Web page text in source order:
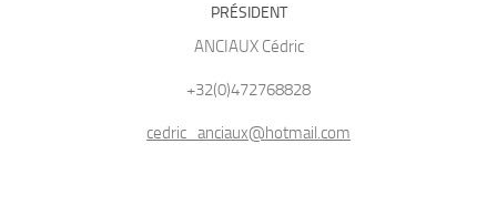
PRÉSIDENT
ANCIAUX Cédric
+32(0)472768828
cedric_anciaux@hotmail.com